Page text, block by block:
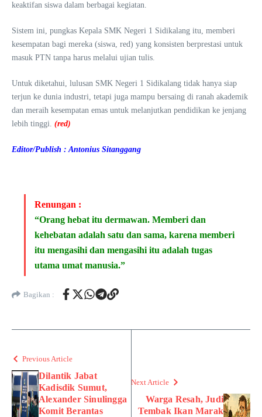
keaktifan siswa dalam berbagai kegiatan.
Sistem ini, pungkas Kepala SMK Negeri 1 Sidikalang itu, memberi
kesempatan bagi mereka (siswa, red) yang konsisten berprestasi untuk
masuk PTN tanpa harus melalui ujian tulis.
Untuk diketahui, lulusan SMK Negeri 1 Sidikalang tidak hanya siap
terjun ke dunia industri, tetapi juga mampu bersaing di ranah akademik
dan meraih kesempatan emas untuk melanjutkan pendidikan ke jenjang
lebih tinggi. (red)
Editor/Publish : Antonius Sitanggang
Renungan :
“Orang hebat itu dermawan. Memberi dan
kehebatan adalah satu dan sama, karena memberi
itu mengasihi dan mengasihi itu adalah tugas
utama umat manusia.”
Bagikan :
Previous Article
Dilantik Jabat
Kadisdik Sumut,
Alexander Sinulingga
Komit Berantas
Next Article
Warga Resah, Judi
Tembak Ikan Marak